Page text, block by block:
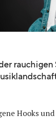
Hooks